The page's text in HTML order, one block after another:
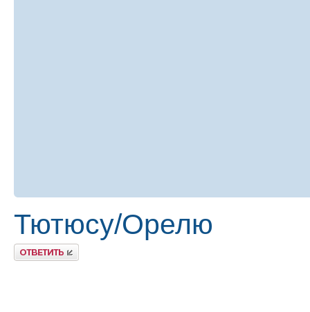
Тютюсу/Орелю
Ответить